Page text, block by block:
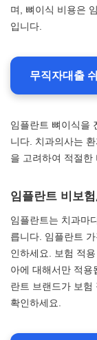
며, 뼈이식 비용은
입니다.
무직자대출
임플란트 뼈이식을
니다. 치과의사는
을 고려하여 적절한
임플란트 비보
임플란트는 치과마
릅니다. 임플란트
인하세요. 보험 적
아에 대해서만 적용
란트 브랜드가 보험
확인하세요.